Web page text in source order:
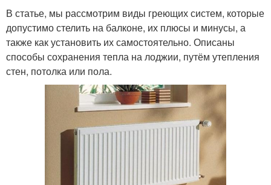
В статье, мы рассмотрим виды греющих систем, которые
допустимо стелить на балконе, их плюсы и минусы, а
также как установить их самостоятельно. Описаны
способы сохранения тепла на лоджии, путём утепления
стен, потолка или пола.